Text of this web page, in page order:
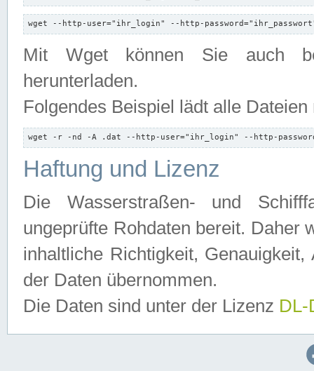
wget --http-user="ihr_login" --http-
Mit Wget können Sie auch
herunterladen.
Folgendes Beispiel lädt alle
wget -r -nd -A .dat --http-user="ihr_login" --http-
Haftung und Lizenz
Die Wasserstraßen- und
ungeprüfte Rohdaten bereit. Daher
inhaltliche Richtigkeit,
der Daten übernommen.
Die Daten sind unter der Lizenz